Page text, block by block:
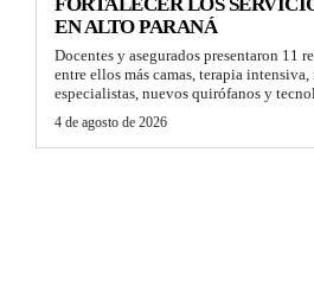
FORTALECER LOS
EN ALTO PARANÁ
Docentes y asegurados presentaron 11
entre ellos más camas, terapia
especialistas, nuevos quirófanos y
4 de agosto de 2026